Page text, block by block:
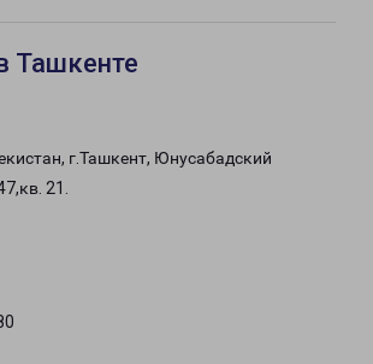
Ташкенте
г.Ташкент, Юнусабадский
21.